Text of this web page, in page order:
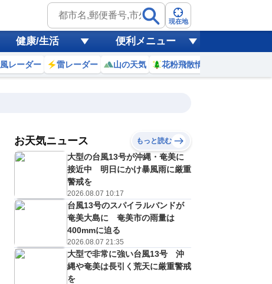
現在地
健康/生活 便利メニュー
風レーダー 雷レーダー 山の天気 花粉飛散情報
14
ミリ
℃
m/s
15
0 ミリ
35 ℃
2 m/s
16
0 ミリ
3m/s
17
0 ミリ
3m/s
18
0
2
お天気ニュース もっと読む
大型の台風13号が沖縄・奄美に
接近中 明日にかけ暴風雨に厳重
警戒を
2026.08.07 10:17
台風13号のスパイラルバンドが
奄美大島に 奄美市の雨量は
400mmに迫る
2026.08.07 21:35
大型で非常に強い台風13号 沖
縄や奄美は長引く荒天に厳重警戒
を